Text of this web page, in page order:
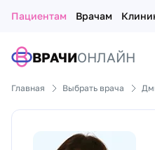
Пациентам Врачам
ВРАЧИОНЛАЙН
Главная Выбрать врача